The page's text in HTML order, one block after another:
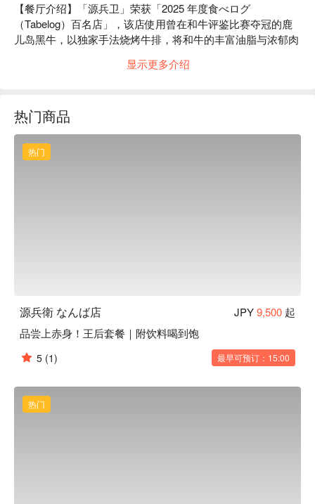
【餐厅介绍】「源兵卫」荣获「2025 年度食べログ
（Tabelog）百名店」，该店使用曾在和牛评鉴比赛夺冠的鹿
儿岛黑牛，以独家手法烧烤牛排，将和牛的丰富油脂与浓郁肉
食，店内更以温暖亲切的日式待客精神，让每一位宾客都能在
【招牌菜色】店内主打牛排为主餐，主厨严选和牛赤身（瘦
肉），以精准火候烤至最完美的三分熟。外层带着迷人焦香，
内里则锁住饱满肉汁与和牛特有的油脂香气。结合严选食材与
每日从下午 15:00 起便开启您的美味飨宴。
显示更多介绍
热门商品
热门
源兵衛 なんば店 JPY9,500 起
品尝上赤身！王后套餐｜附饮料喝到饱
5 (1) 最早可预订：15:00
热门